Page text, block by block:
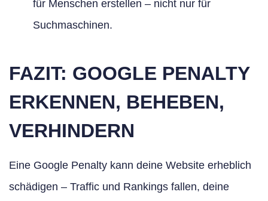
für Menschen erstellen – nicht nur für
Suchmaschinen.
FAZIT: GOOGLE PENALTY
ERKENNEN, BEHEBEN,
VERHINDERN
Eine Google Penalty kann deine Website erheblich
schädigen – Traffic und Rankings fallen, deine